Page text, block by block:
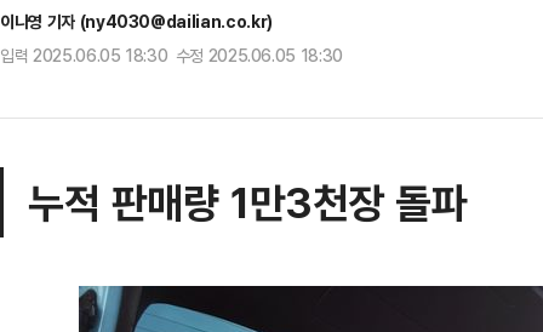
이나영 기자 (ny4030@dailian.co.kr)
입력 2025.06.05 18:30 수정 2025.06.05 18:30
누적 판매량 1만3천장 돌파